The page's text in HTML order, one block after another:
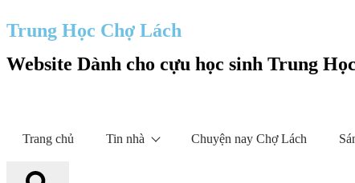
Trung Học Chợ Lách
Website Dành cho cựu học sinh Trung
Trang chủ Tin nhà Chuyện nay Chợ Lách